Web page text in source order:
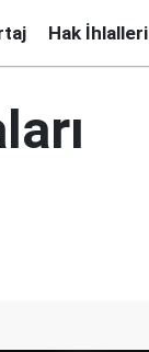
Hak İhlalleri